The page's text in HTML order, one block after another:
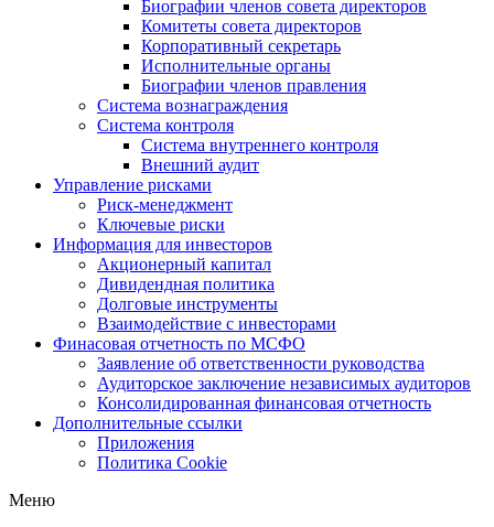
Биографии членов совета директоров
Комитеты совета директоров
Корпоративный секретарь
Исполнительные органы
Биографии членов правления
Система вознаграждения
Система контроля
Система внутреннего контроля
Внешний аудит
Управление рисками
Риск-менеджмент
Ключевые риски
Информация для инвесторов
Акционерный капитал
Дивидендная политика
Долговые инструменты
Взаимодействие с инвеcторами
Финасовая отчетность по МСФО
Заявление об ответственности руководства
Аудиторское заключение независимых аудиторов
Консолидированная финансовая отчетность
Дополнительные ссылки
Приложения
Политика Cookie
Меню